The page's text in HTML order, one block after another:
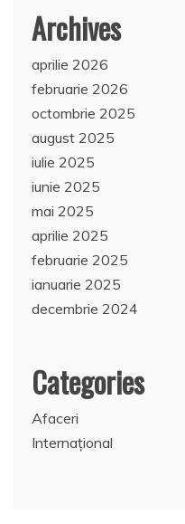
Archives
aprilie 2026
februarie 2026
octombrie 2025
august 2025
iulie 2025
iunie 2025
mai 2025
aprilie 2025
februarie 2025
ianuarie 2025
decembrie 2024
Categories
Afaceri
Internațional